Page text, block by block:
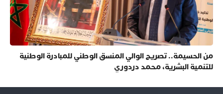
من الحسيمة.. تصريح الوالي المنسق الوطني للمبادرة الوطنية
للتنمية البشرية، محمد دردوري